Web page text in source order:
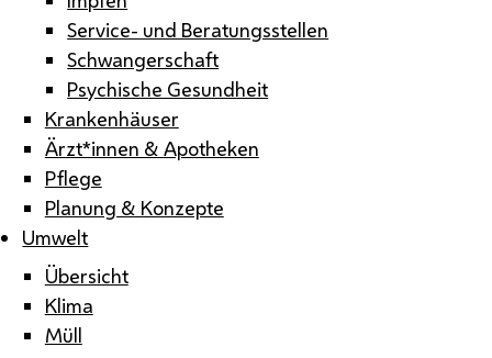
Service- und Beratungsstellen
Schwangerschaft
Psychische Gesundheit
Krankenhäuser
Ärzt*innen & Apotheken
Pflege
Planung & Konzepte
Umwelt
Übersicht
Klima
Müll